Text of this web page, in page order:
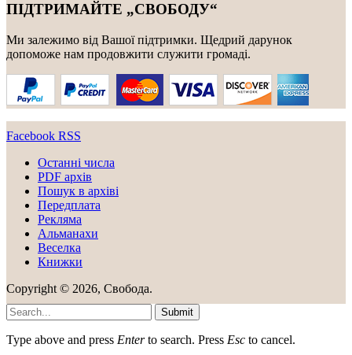
ПІДТРИМАЙТЕ „СВОБОДУ“
Ми залежимо від Вашої підтримки. Щедрий дарунок
допоможе нам продовжити служити громаді.
Facebook RSS
Останні числа
PDF архів
Пошук в архіві
Передплата
Рекляма
Альманахи
Веселка
Книжки
Copyright © 2026, Свобода.
Submit
Type above and press Enterto search. Press Esc to cancel.